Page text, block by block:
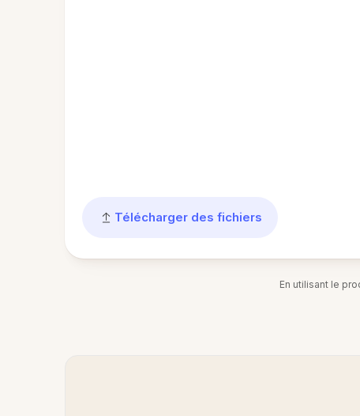
Télécharger des fichiers
En utilisant le